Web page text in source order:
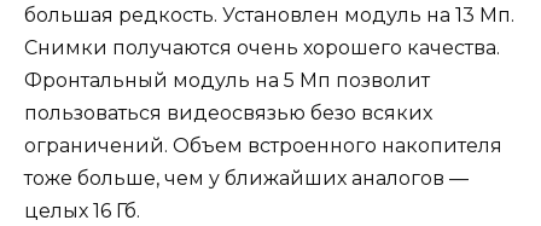
большая редкость. Установлен модуль на 13 Мп.
Снимки получаются очень хорошего качества.
Фронтальный модуль на 5 Мп позволит
пользоваться видеосвязью безо всяких
ограничений. Объем встроенного накопителя
тоже больше, чем у ближайших аналогов —
целых 16 Гб.